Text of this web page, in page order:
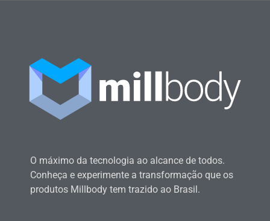
O máximo da tecnologia ao alcance de todos.
Conheça e experimente a transformação que os
produtos Millbody tem trazido ao Brasil.